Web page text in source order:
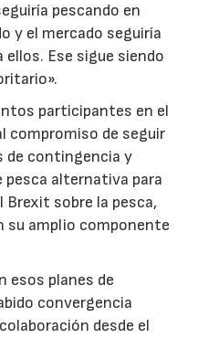
pescando en
y el mercado seguiría
Ese sigue siendo
participantes en el
compromiso de seguir
de contingencia y
pesca alternativa para
sobre la pesca,
su amplio componente
esos planes de
convergencia
desde el